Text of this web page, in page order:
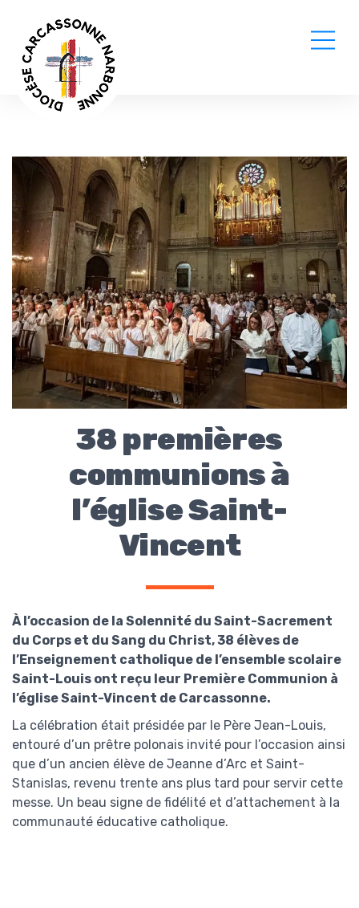
38 premières
communions à
l’église Saint-
Vincent
À l’occasion de la Solennité du Saint-Sacrement
du Corps et du Sang du Christ, 38 élèves de
l’Enseignement catholique de l’ensemble scolaire
Saint-Louis ont reçu leur Première Communion à
l’église Saint-Vincent de Carcassonne.
La célébration était présidée par le Père Jean-Louis,
entouré d’un prêtre polonais invité pour l’occasion ainsi
que d’un ancien élève de Jeanne d’Arc et Saint-
Stanislas, revenu trente ans plus tard pour servir cette
messe. Un beau signe de fidélité et d’attachement à la
communauté éducative catholique.